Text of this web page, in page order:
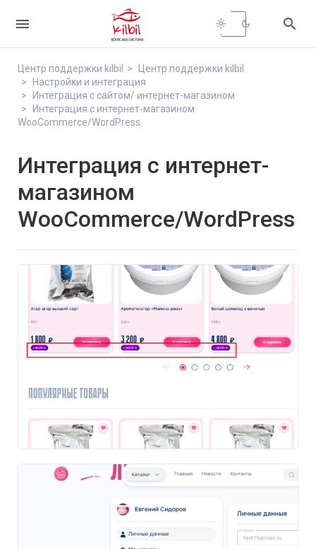
 light_mode dark_mode 
Центр поддержки kilbil
Центр поддержки kilbil
Настройки и интеграция
Интеграция с сайтом/ интернет-магазином
Интеграция с интернет-магазином
WooCommerce/WordPress
Интеграция с интернет-
магазином
WooCommerce/WordPress